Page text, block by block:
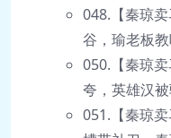
048.【秦琼
谷，瑜老板
050.【秦琼
夸，英雄汉
051.【秦琼